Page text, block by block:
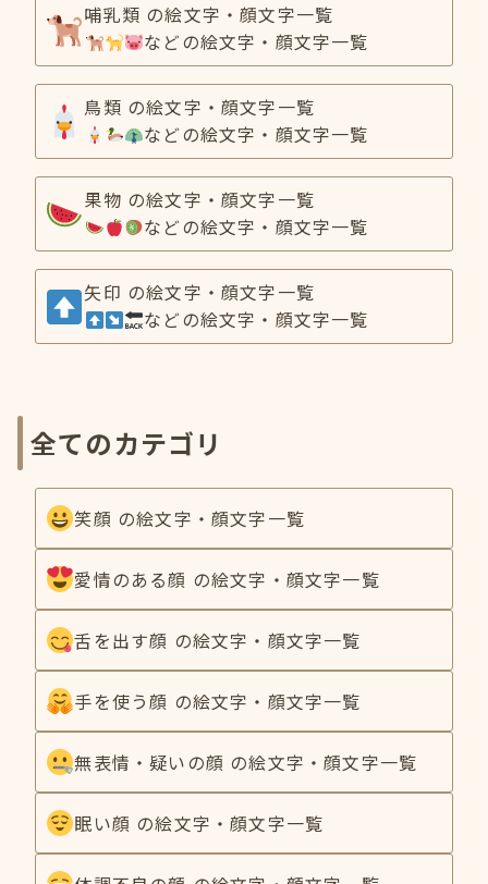
哺乳類 の絵文字・顔文字一覧
などの絵文字・顔文字一覧
鳥類 の絵文字・顔文字一覧
などの絵文字・顔文字一覧
果物 の絵文字・顔文字一覧
などの絵文字・顔文字一覧
矢印 の絵文字・顔文字一覧
などの絵文字・顔文字一覧
全てのカテゴリ
笑顔 の絵文字・顔文字一覧
愛情のある顔 の絵文字・顔文字一覧
舌を出す顔 の絵文字・顔文字一覧
手を使う顔 の絵文字・顔文字一覧
無表情・疑いの顔 の絵文字・顔文字一覧
眠い顔 の絵文字・顔文字一覧